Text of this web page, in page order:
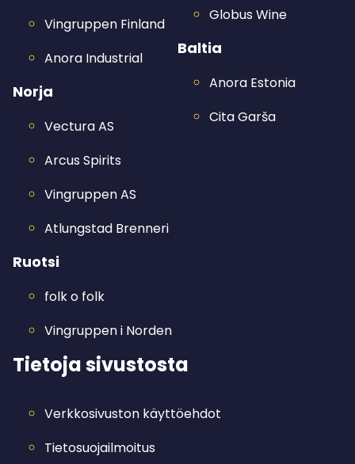
Vingruppen Finland
Anora Industrial
Norja
Vectura AS
Arcus Spirits
Vingruppen AS
Atlungstad Brenneri
Ruotsi
folk o folk
Vingruppen i Norden
Globus Wine
Baltia
Anora Estonia
Cita Garša
Tietoja sivustosta
Verkkosivuston käyttöehdot
Tietosuojailmoitus